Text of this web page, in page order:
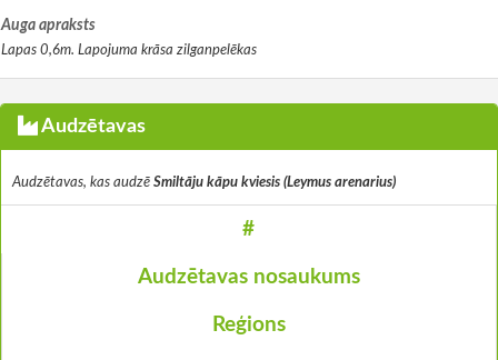
Auga apraksts
Lapas 0,6m. Lapojuma krāsa zilganpelēkas
Audzētavas
Audzētavas, kas audzē Smiltāju kāpu kviesis (Leymus arenarius)
#
Audzētavas nosaukums
Reģions